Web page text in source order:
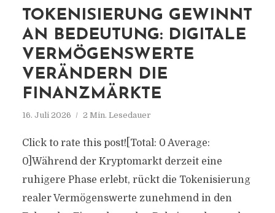
TOKENISIERUNG GEWINNT
AN BEDEUTUNG: DIGITALE
VERMÖGENSWERTE
VERÄNDERN DIE
FINANZMÄRKTE
16. Juli 2026 2 Min. Lesedauer
Click to rate this post![Total: 0 Average:
0]Während der Kryptomarkt derzeit eine
ruhigere Phase erlebt, rückt die Tokenisierung
realer Vermögenswerte zunehmend in den